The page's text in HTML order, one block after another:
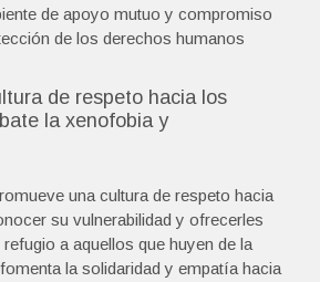
de apoyo mutuo y compromiso
de los derechos humanos
de respeto hacia los
la xenofobia y
una cultura de respeto hacia
su vulnerabilidad y ofrecerles
a aquellos que huyen de la
la solidaridad y empatía hacia